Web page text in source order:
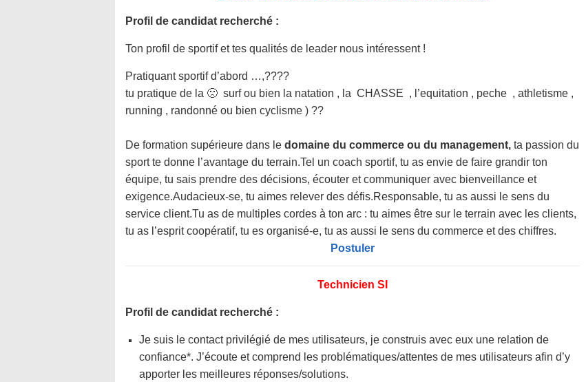
Profil de candidat recherché :
Ton profil de sportif et tes qualités de leader nous intéressent !
Pratiquant sportif d’abord …,????
tu pratique de la 🙁 surf ou bien la natation , la CHASSE , l’equitation , peche , athletisme ,
running , randonné ou bien cyclisme ) ??
De formation supérieure dans le domaine du commerce ou du management, ta passion du
sport te donne l’avantage du terrain.Tel un coach sportif, tu as envie de faire grandir ton
équipe, tu sais prendre des décisions, écouter et communiquer avec bienveillance et
exigence.Audacieux-se, tu aimes relever des défis.Responsable, tu as aussi le sens du
service client.Tu as de multiples cordes à ton arc : tu aimes être sur le terrain avec les clients,
tu as l’esprit coopératif, tu es organisé-e, tu as aussi le sens du commerce et des chiffres.
Postuler
Technicien SI
Profil de candidat recherché :
Je suis le contact privilégié de mes utilisateurs, je construis avec eux une relation de
confiance*. J’écoute et comprend les problématiques/attentes de mes utilisateurs afin d’y
apporter les meilleures réponses/solutions.